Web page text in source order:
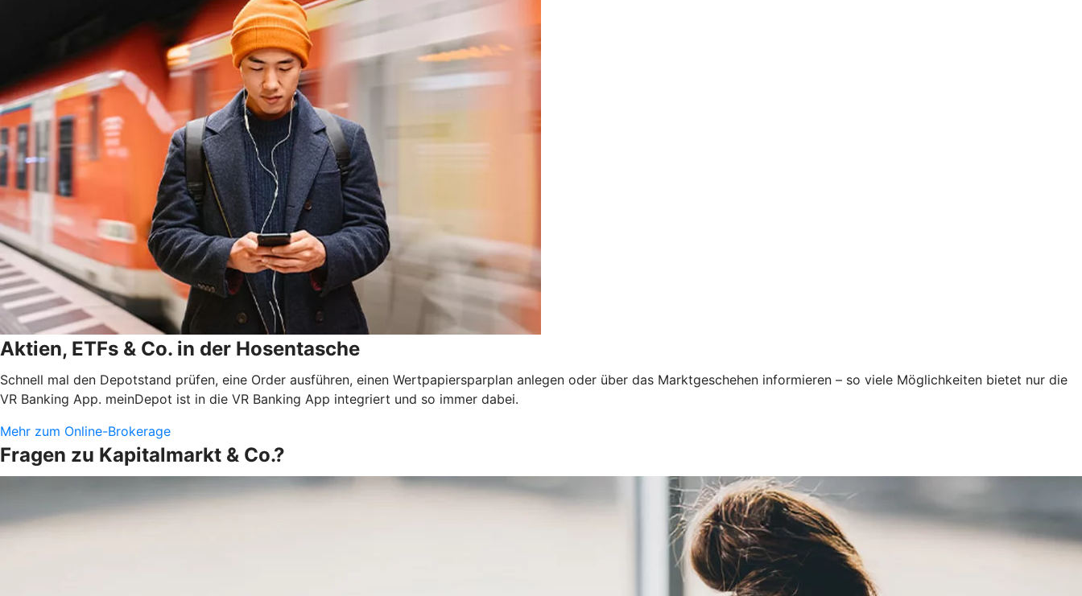
Aktien, ETFs & Co. in der Hosentasche
Schnell mal den Depotstand prüfen, eine Order ausführen, einen Wertpapiersparplan anlegen oder über das Marktgeschehen informieren – so viele Möglichkeiten bietet nur die
VR Banking App. meinDepot ist in die VR Banking App integriert und so immer dabei.
Mehr zum Online-Brokerage
Fragen zu Kapitalmarkt & Co.?